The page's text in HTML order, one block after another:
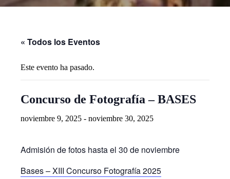
« Todos los Eventos
Este evento ha pasado.
Concurso de Fotografía – BASES
noviembre 9, 2025 - noviembre 30, 2025
Admisión de fotos hasta el 30 de noviembre
Bases – XIII Concurso Fotografía 2025